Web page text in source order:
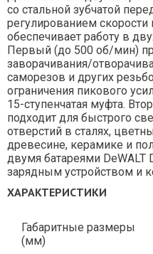
со стальной зубчатой
регулированием
обеспечивает работу в
Первый (до 500 об/мин)
заворачивания/
саморезов и других
ограничения пикового
15-ступенчатая муфта.
подходит для быстрого
отверстий в сталях,
древесине, керамике и
двумя батареями DeWALT
зарядным устройством и
ХАРАКТЕРИСТИКИ
Габаритные размеры
(мм)